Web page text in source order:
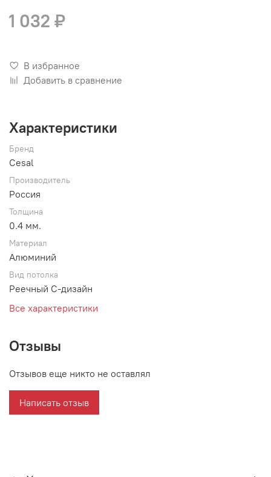
1 032 ₽
В избранное
Добавить в сравнение
Характеристики
Бренд
Cesal
Производитель
Россия
Толщина
0.4 мм.
Материал
Алюминий
Вид потолка
Реечный С-дизайн
Все характеристики
Отзывы
Отзывов еще никто не оставлял
Написать отзыв